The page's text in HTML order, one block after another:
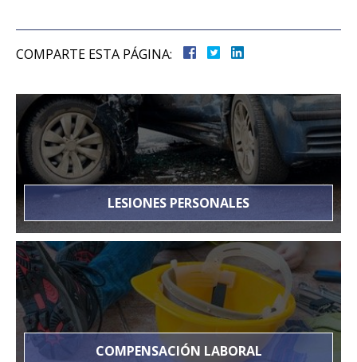
COMPARTE ESTA PÁGINA:
LESIONES PERSONALES
COMPENSACIÓN LABORAL